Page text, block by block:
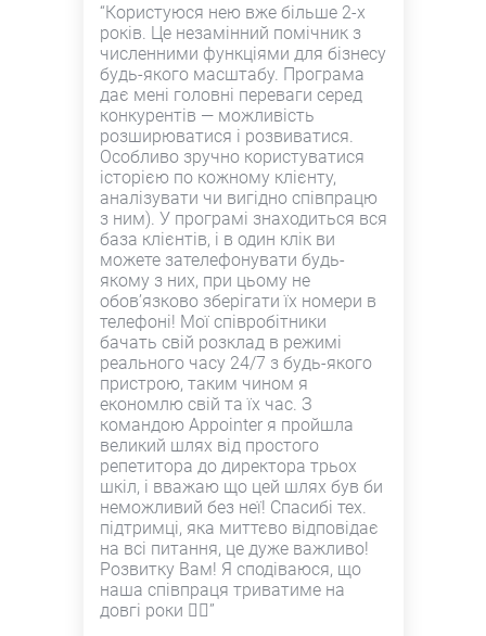
“Користуюся нею вже більше 2-х
років. Це незамінний помічник з
численними функціями для бізнесу
будь-якого масштабу. Програма
дає мені головні переваги серед
конкурентів — можливість
розширюватися і розвиватися.
Особливо зручно користуватися
історією по кожному клієнту,
аналізувати чи вигідно співпрацю
з ним). У програмі знаходиться вся
база клієнтів, і в один клік ви
можете зателефонувати будь-
якому з них, при цьому не
обов’язково зберігати їх номери в
телефоні! Мої співробітники
бачать свій розклад в режимі
реального часу 24/7 з будь-якого
пристрою, таким чином я
економлю свій та їх час. З
командою Appointer я пройшла
великий шлях від простого
репетитора до директора трьох
шкіл, і вважаю що цей шлях був би
неможливий без неї! Спасибі тех.
підтримці, яка миттєво відповідає
на всі питання, це дуже важливо!
Розвитку Вам! Я сподіваюся, що
наша співпраця триватиме на
довгі роки 👍🏻”